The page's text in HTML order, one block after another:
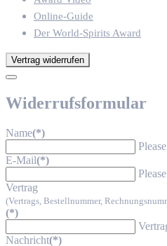
Online-Guide
Der World-Spirits Award
Vertrag widerrufen
Widerrufsformular
Name(*)
E-Mail(*)
Vertrag
(Vertrags, Bestellnummer,
(*)
Nachricht(*)